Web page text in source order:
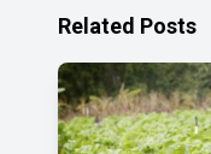
Related Posts